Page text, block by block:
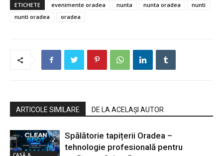
ETICHETE evenimente oradea nunta nunta oradea
nunti
nunti oradea
oradea
ARTICOLE SIMILARE DE LA ACELAȘI AUTOR
Spălătorie tapițerii Oradea –
tehnologie profesională pentru